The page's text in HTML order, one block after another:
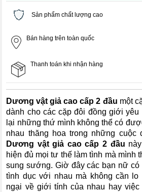
Sản phẩm chất lượng cao
Bán hàng trên toàn quốc
Thanh toán khi nhận hàng
Dương vật giả cao cấp 2 đầu một
dành cho các cặp đôi đồng giới yêu
lại những thứ mình không thể có
nhau thăng hoa trong những
Dương vật giả cao cấp 2 đầu
hiện đủ mọi tư thế làm tình mà mình
sung sướng. Giờ đây các bạn nữ có
tình dục với nhau mà không cần
ngại về giới tính của nhau hay